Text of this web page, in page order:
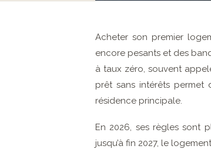
Acheter son premier
encore pesants et des
à taux zéro, souvent
prêt sans intérêts permet
résidence principale.
En 2026, ses règles sont
jusqu’à fin 2027, le